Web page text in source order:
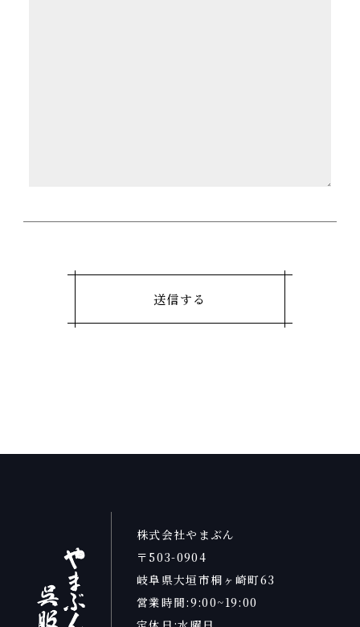
株式会社やまぶん
〒503-0904
岐阜県大垣市桐ヶ崎町63
営業時間:9:00~19:00